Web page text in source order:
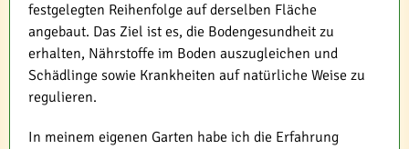
festgelegten Reihenfolge auf derselben Fläche
angebaut. Das Ziel ist es, die Bodengesundheit zu
erhalten, Nährstoffe im Boden auszugleichen und
Schädlinge sowie Krankheiten auf natürliche Weise zu
regulieren.
In meinem eigenen Garten habe ich die Erfahrung